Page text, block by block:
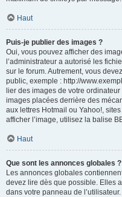
Haut
Puis-je publier des images ?
Oui, vous pouvez afficher des
l’administrateur a autorisé les
sur le forum. Autrement, vous
public, exemple : http://
lier des images de votre
images placées derrière des
aux lettres Hotmail ou Yahoo!,
afficher l’image, utilisez la balise
Haut
Que sont les annonces globales ?
Les annonces globales
devez lire dès que possible. Elles
dans votre panneau de